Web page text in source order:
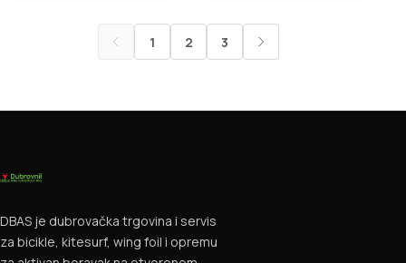
1 2 3
DBAS je dubrovačka trgovina i servis
za bicikle, kitesurf, wing foil i opremu